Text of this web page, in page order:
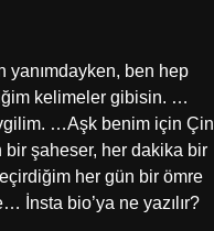
yanımdayken, ben hep
kelimeler gibisin. …
…Aşk benim için Çin
şaheser, her dakika bir
her gün bir ömre
İnsta bio’ya ne yazılır?